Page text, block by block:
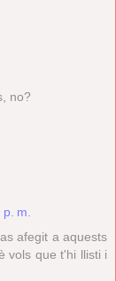
no?
m.
afegit a aquests
vols que t'hi llisti i